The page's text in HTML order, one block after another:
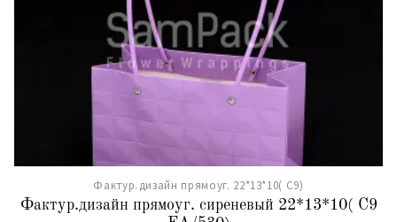
Фактур.дизайн прямоуг. 22*13*10( С9)
Фактур.дизайн прямоуг. сиреневый 22*13*10( С9